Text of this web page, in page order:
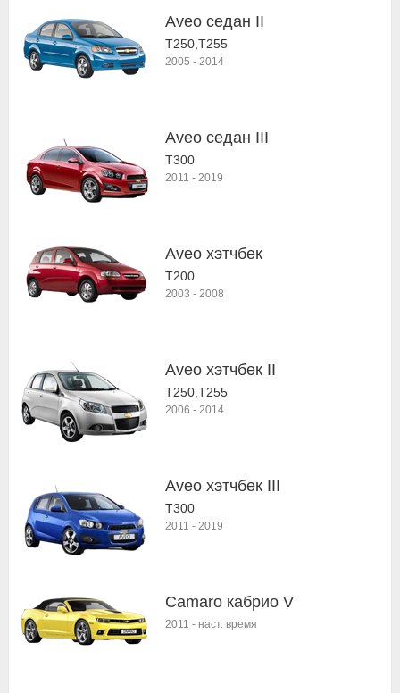
Aveo седан II
T250,T255
2005 - 2014
Aveo седан III
T300
2011 - 2019
Aveo хэтчбек
T200
2003 - 2008
Aveo хэтчбек II
T250,T255
2006 - 2014
Aveo хэтчбек III
T300
2011 - 2019
Camaro кабрио V
2011 - наст. время